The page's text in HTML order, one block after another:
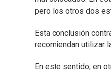
pero los otros dos
Esta conclusión
recomiendan utilizar
En este sentido, en